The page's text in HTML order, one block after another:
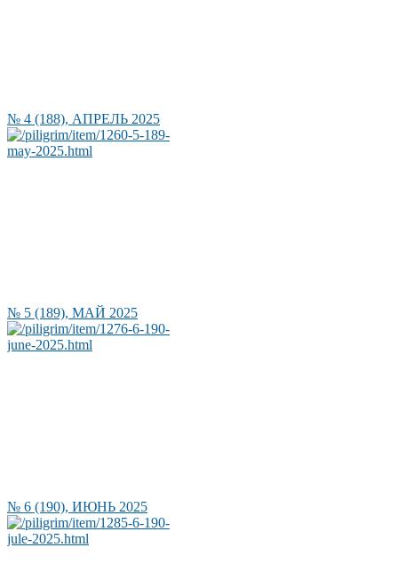
№ 4 (188), АПРЕЛЬ 2025
№ 5 (189), МАЙ 2025
№ 6 (190), ИЮНЬ 2025